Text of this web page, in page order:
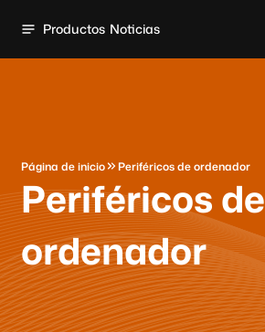
Productos Noticias
Página de inicio Periféricos de ordenador
Periféricos de
ordenador